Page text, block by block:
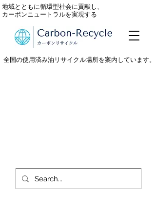
全国の使用済み油リサイクル場所を案内しています。
地域とともに循環型社会に貢献し、
カーボンニュートラルを実現する